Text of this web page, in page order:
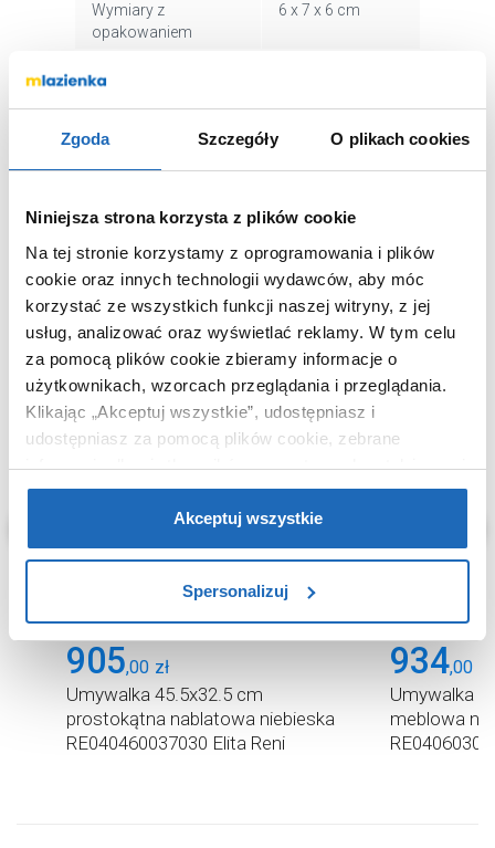
Zgoda Szczegóły O plikach cookies
Niniejsza strona korzysta z plików cookie
Na tej stronie korzystamy z oprogramowania i plików
cookie oraz innych technologii wydawców, aby móc
korzystać ze wszystkich funkcji naszej witryny, z jej
usług, analizować oraz wyświetlać reklamy. W tym celu
za pomocą plików cookie zbieramy informacje o
użytkownikach, wzorcach przeglądania i przeglądania.
Klikając „Akceptuj wszystkie”, udostępniasz i
udostępniasz za pomocą plików cookie, zebrane
informacje dla użytkowników zewnętrznych, a także nasi
partnerzy reklamowi.Jeśli chcesz, włącz „Tylko
wymagane pliki cookie”.Pamiętaj jednak, że
zablokowane niektóre pliki cookie mogą mieć wpływ na
Aby uzyskać więcej informacji na temat plików plików
cookie, kliknij „Ustawienia plików cookie”.
Jeśli chcesz
uzyskać więcej informacji na temat plików cookie i tego,
dlaczego ich przepisy, przejdź do zakładu „Informacje o
Akceptuj wszystkie
Spersonalizuj
Wymiary z
opakowaniem
6 x 7 x 6 cm
opakowaniem
WARTO DOKUPIĆ
905,00 zł
Umywalka 45.5x32.5 cm
prostokątna nablatowa niebieska
RE040460037030 Elita Reni
934,00
Umywalka
meblowa